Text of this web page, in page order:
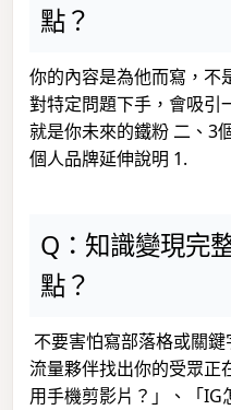
點？
你的內容是為他而寫，不
對特定問題下手，會吸引
就是你未來的鐵粉 二、3
個人品牌延伸說明 1.
Q：知識變現完
點？
不要害怕寫部落格或關
流量夥伴找出你的受眾正
用手機剪影片？」、「IG